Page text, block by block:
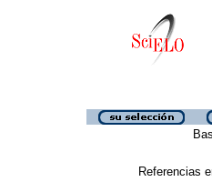
Referencias